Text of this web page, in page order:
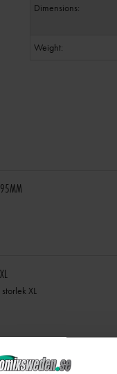
Dimensions:
Weight:
XL